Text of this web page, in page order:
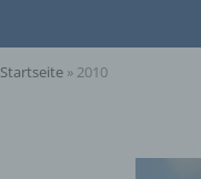
springen
Startseite » 2010